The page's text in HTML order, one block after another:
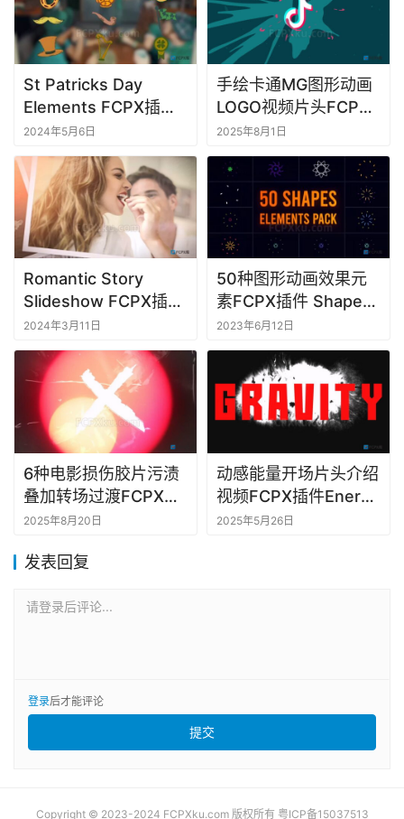
St Patricks Day
Elements FCPX插件
12个圣帕特里克节图形
元素动画
2024年5月6日
手绘卡通MG图形动画
LOGO视频片头FCPX
插件Hand Logo
2025年8月1日
Romantic Story
Slideshow FCPX插件
浪漫故事照片幻灯片视
频相册
2024年3月11日
50种图形动画效果元
素FCPX插件 Shape
Big Pack
2023年6月12日
6种电影损伤胶片污渍
叠加转场过渡FCPX插
件Film Damage
2025年8月20日
动感能量开场片头介绍
视频FCPX插件Energy
Intro
2025年5月26日
发表回复
请登录后评论...
登录后才能评论
提交
Copyright © 2023-2024 FCPXku.com 版权所有 粤ICP备15037513